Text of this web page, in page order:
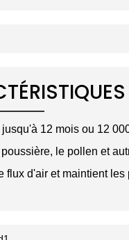
12 mois ou 12
le pollen et
flux d'air et maintient